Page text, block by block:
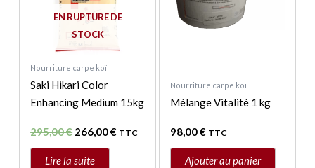
EN RUPTURE DE
STOCK
Nourriture carpe koï
Saki Hikari Color
Enhancing Medium 15kg
295,00€ 266,00€ TTC
Lire la suite
Nourriture carpe koï
Mélange Vitalité 1 kg
98,00€ TTC
Ajouter au panier